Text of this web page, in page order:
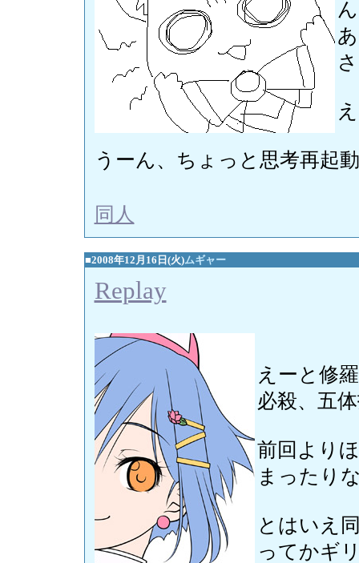
うーん、ちょっと思考再起
同人
■2008年12月16日(火)ムギャー
Replay
えーと修
必殺、五
前回より
まったり
とはいえ
ってかギ